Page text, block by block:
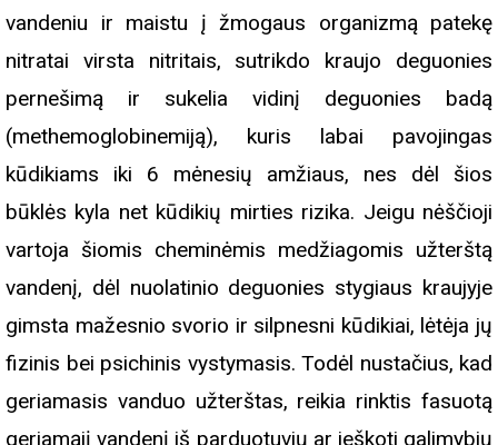
vandeniu ir maistu į žmogaus organizmą patekę
nitratai virsta nitritais, sutrikdo kraujo deguonies
pernešimą ir sukelia vidinį deguonies badą
(methemoglobinemiją), kuris labai pavojingas
kūdikiams iki 6 mėnesių amžiaus, nes dėl šios
būklės kyla net kūdikių mirties rizika. Jeigu nėščioji
vartoja šiomis cheminėmis medžiagomis užterštą
vandenį, dėl nuolatinio deguonies stygiaus kraujyje
gimsta mažesnio svorio ir silpnesni kūdikiai, lėtėja jų
fizinis bei psichinis vystymasis. Todėl nustačius, kad
geriamasis vanduo užterštas, reikia rinktis fasuotą
geriamąjį vandenį iš parduotuvių ar ieškoti galimybių